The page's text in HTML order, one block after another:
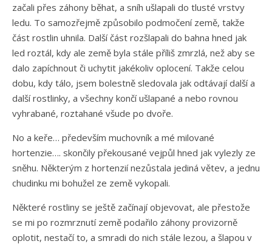
začali přes záhony běhat, a sníh ušlapali do tlusté vrstvy
ledu. To samozřejmě způsobilo podmočení země, takže
část rostlin uhnila. Další část rozšlapali do bahna hned jak
led roztál, kdy ale země byla stále příliš zmrzlá, než aby se
dalo zapíchnout či uchytit jakékoliv oplocení. Takže celou
dobu, kdy tálo, jsem bolestně sledovala jak odtávají další a
další rostlinky, a všechny končí ušlapané a nebo rovnou
vyhrabané, roztahané všude po dvoře.
No a keře… především muchovník a mé milované
hortenzie…. skončily překousané vejpůl hned jak vylezly ze
sněhu. Některým z hortenzií nezůstala jediná větev, a jednu
chudinku mi bohužel ze země vykopali.
Některé rostliny se ještě začínají objevovat, ale přestože
se mi po rozmrznutí země podařilo záhony provizorně
oplotit, nestačí to, a smradi do nich stále lezou, a šlapou v